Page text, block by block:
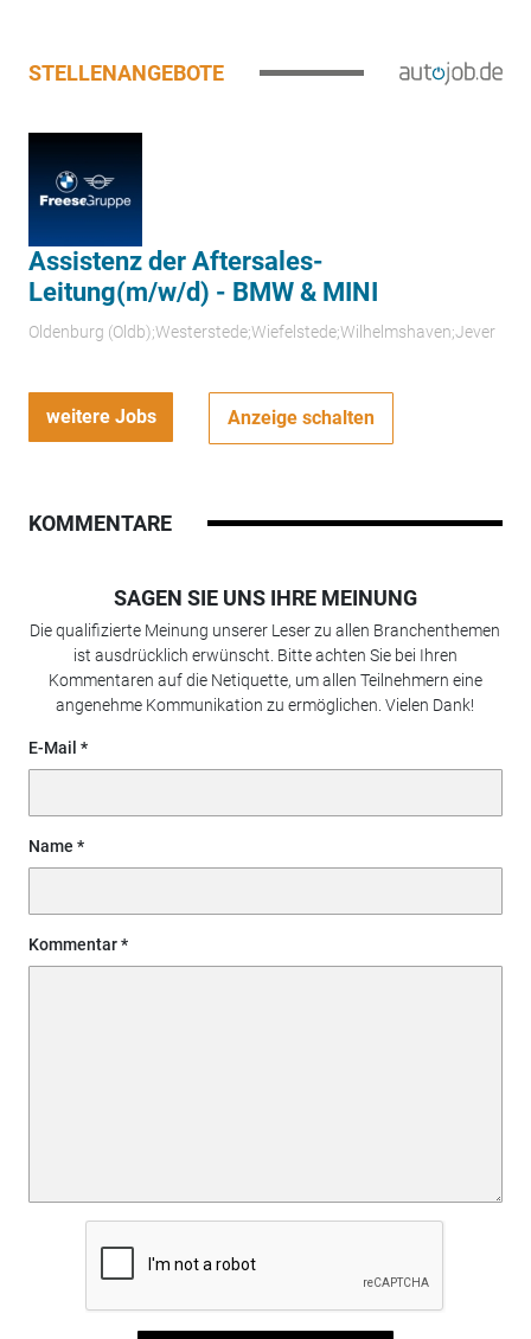
STELLENANGEBOTE
Assistenz der Aftersales-
Leitung(m/w/d) - BMW & MINI
Oldenburg (Oldb);Westerstede;Wiefelstede;Wilhelmshaven;Jever
weitere Jobs Anzeige schalten
KOMMENTARE
SAGEN SIE UNS IHRE MEINUNG
Die qualifizierte Meinung unserer Leser zu allen Branchenthemen
ist ausdrücklich erwünscht. Bitte achten Sie bei Ihren
Kommentaren auf die Netiquette, um allen Teilnehmern eine
angenehme Kommunikation zu ermöglichen. Vielen Dank!
E-Mail
Name
Kommentar